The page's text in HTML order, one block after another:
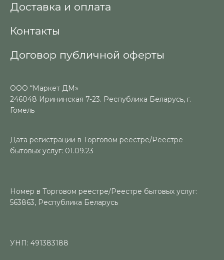
Доставка и оплата
Контакты
Договор публичной оферты
ООО “Маркет ДМ»
246048 Ирининская 7-23. Республика Беларусь, г.
Гомель
Дата регистрации в Торговом реестре/Реестре
бытовых услуг: 01.09.23
Номер в Торговом реестре/Реестре бытовых услуг:
563863, Республика Беларусь
УНП: 491383188